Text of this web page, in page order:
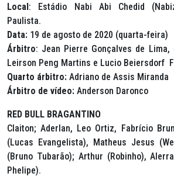
Local: Estádio Nabi Abi Chedid
Paulista.
Data: 19 de agosto de 2020 (quarta-feira)
Árbitro: Jean Pierre Gonçalves de
Leirson Peng Martins e Lucio Beiersdorf
Quarto árbitro: Adriano de Assis Miranda
Árbitro de vídeo: Anderson Daronco
RED BULL BRAGANTINO
Claiton; Aderlan, Leo Ortiz, Fabrício
(Lucas Evangelista), Matheus Jesus
(Bruno Tubarão); Arthur (Robinho),
Phelipe).